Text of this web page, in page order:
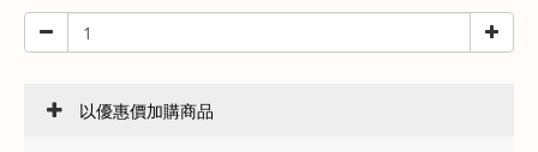
以優惠價加購商品